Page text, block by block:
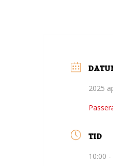
2025
TID
10:00 -